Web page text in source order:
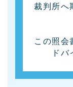
裁判所へ
この照会
ドバ